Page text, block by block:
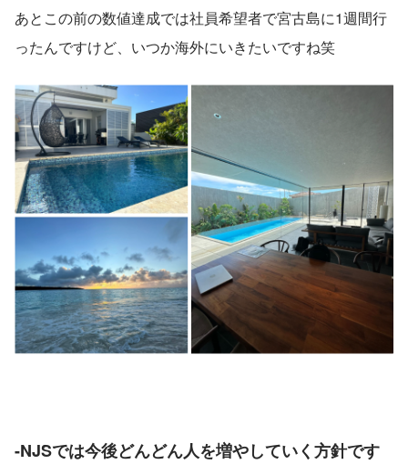
あとこの前の数値達成では社員希望者で宮古島に1週間行
ったんですけど、いつか海外にいきたいですね笑
-NJSでは今後どんどん人を増やしていく方針です